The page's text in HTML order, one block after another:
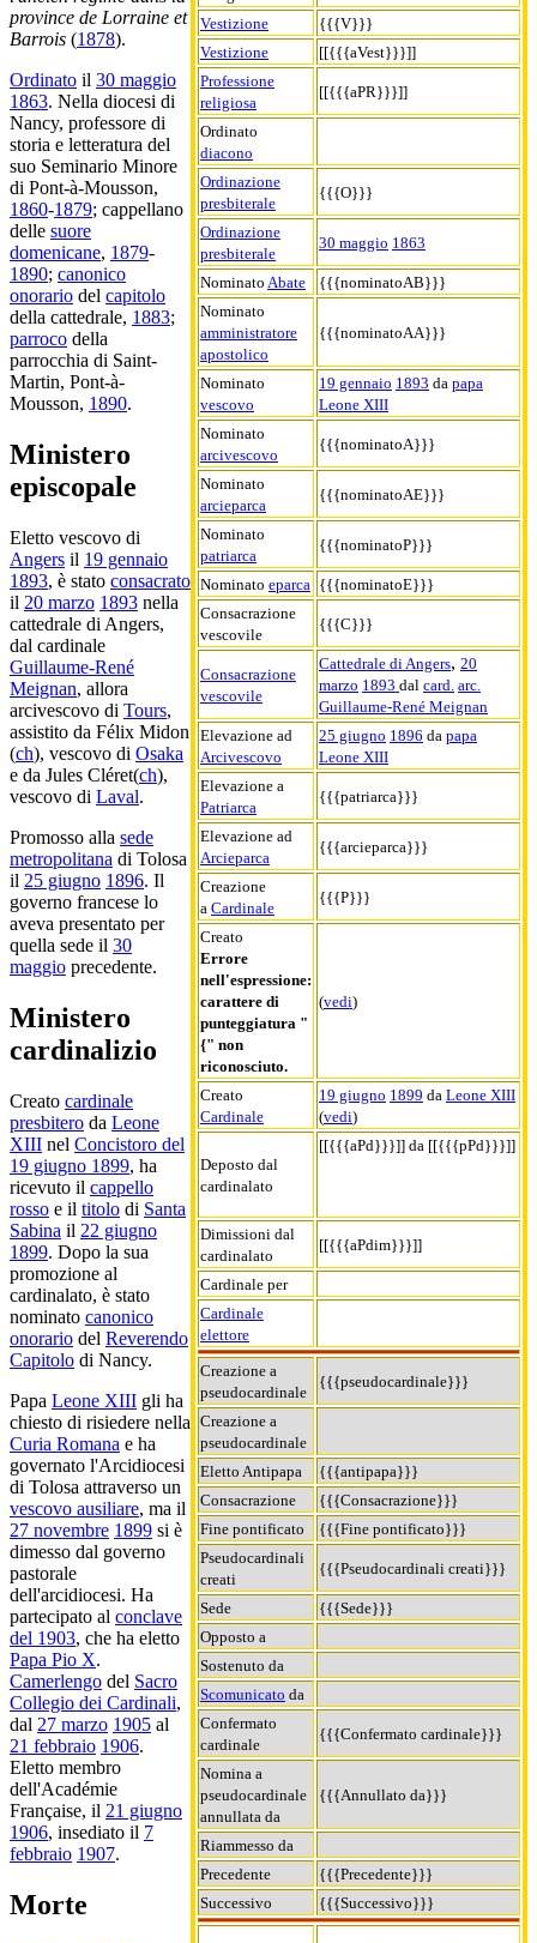
Vestizione
{{{V}}}
Vestizione
[[{{{aVest}}}]]
Professione
religiosa
[[{{{aPR}}}]]
Ordinato
diacono
Ordinazione
presbiterale
{{{O}}}
Ordinazione
presbiterale
30 maggio 1863
Nominato Abate
{{{nominatoAB}}}
Nominato
amministratore
apostolico
{{{nominatoAA}}}
Nominato
vescovo
19 gennaio 1893 da papa
Leone XIII
Nominato
arcivescovo
{{{nominatoA}}}
Nominato
arcieparca
{{{nominatoAE}}}
Nominato
patriarca
{{{nominatoP}}}
Nominato eparca {{{nominatoE}}}
Consacrazione
vescovile
{{{C}}}
Consacrazione
vescovile
Cattedrale di Angers, 20
marzo 1893 dal card. arc.
Guillaume-René Meignan
Elevazione ad
Arcivescovo
25 giugno 1896 da papa
Leone XIII
Elevazione a
Patriarca
{{{patriarca}}}
Elevazione ad
Arcieparca
{{{arcieparca}}}
Creazione
a Cardinale
{{{P}}}
Creato
Errore
nell'espressione:
carattere di
punteggiatura "
{" non
riconosciuto.
(vedi)
Creato
Cardinale
19 giugno 1899 da Leone XIII
(vedi)
Deposto dal
cardinalato
[[{{{aPd}}}]] da [[{{{pPd}}}]]
Dimissioni dal
cardinalato
[[{{{aPdim}}}]]
Cardinale per
Cardinale
elettore
Creazione a
pseudocardinale
{{{pseudocardinale}}}
Creazione a
pseudocardinale
Eletto Antipapa
{{{antipapa}}}
Consacrazione
{{{Consacrazione}}}
Fine pontificato
{{{Fine pontificato}}}
Pseudocardinali
creati
{{{Pseudocardinali creati}}}
Sede
{{{Sede}}}
Opposto a
Sostenuto da
Scomunicato da
Confermato
cardinale
{{{Confermato cardinale}}}
Nomina a
pseudocardinale
annullata da
{{{Annullato da}}}
Riammesso da
Precedente
{{{Precedente}}}
Successivo
{{{Successivo}}}
province de Lorraine et
Barrois (1878).
Ordinato il 30 maggio
1863. Nella diocesi di
Nancy, professore di
storia e letteratura del
suo Seminario Minore
di Pont-à-Mousson,
1860-1879; cappellano
delle suore
domenicane, 1879-
1890; canonico
onorario del capitolo
della cattedrale, 1883;
parroco della
parrocchia di Saint-
Martin, Pont-à-
Mousson, 1890.
Ministero
episcopale
Eletto vescovo di
Angers il 19 gennaio
1893, è stato consacrato
il 20 marzo 1893 nella
cattedrale di Angers,
dal cardinale
Guillaume-René
Meignan, allora
arcivescovo di Tours,
assistito da Félix Midon
(ch), vescovo di Osaka
e da Jules Cléret(ch),
vescovo di Laval.
Promosso alla sede
metropolitana di Tolosa
il 25 giugno 1896. Il
governo francese lo
aveva presentato per
quella sede il 30
maggio precedente.
Ministero
cardinalizio
Creato cardinale
presbitero da Leone
XIII nel Concistoro del
19 giugno 1899, ha
ricevuto il cappello
rosso e il titolo di Santa
Sabina il 22 giugno
1899. Dopo la sua
promozione al
cardinalato, è stato
nominato canonico
onorario del Reverendo
Capitolo di Nancy.
Papa Leone XIII gli ha
chiesto di risiedere nella
Curia Romana e ha
governato l'Arcidiocesi
di Tolosa attraverso un
vescovo ausiliare, ma il
27 novembre 1899 si è
dimesso dal governo
pastorale
dell'arcidiocesi. Ha
partecipato al conclave
del 1903, che ha eletto
Papa Pio X.
Camerlengo del Sacro
Collegio dei Cardinali,
dal 27 marzo 1905 al
21 febbraio 1906.
Eletto membro
dell'Académie
Française, il 21 giugno
1906, insediato il 7
febbraio 1907.
Morte